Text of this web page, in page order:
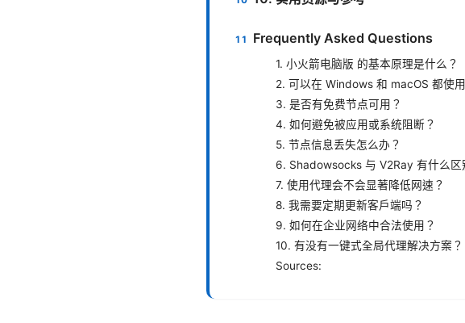
Frequently Asked Questions
1. 小火箭电脑版 的基本原理是什么？
2. 可以在 Windows 和 macOS 都使
3. 是否有免费节点可用？
4. 如何避免被应用或系统阻断？
5. 节点信息丢失怎么办？
6. Shadowsocks 与 V2Ray 有什么区
7. 使用代理会不会显著降低网速？
8. 我需要定期更新客户端吗？
9. 如何在企业网络中合法使用？
10. 有没有一键式全局代理解决方案？
Sources: